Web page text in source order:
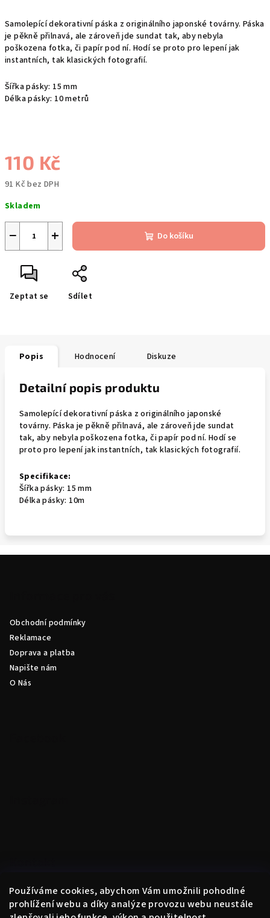
Používáme cookies, abychom Vám umožnili pohodlné
prohlížení webu a díky analýze provozu webu neustále
Samolepící dekorativní páska z originálního japonské továrny. Páska
je pěkně přilnavá, ale zároveň jde sundat tak, aby nebyla
poškozena fotka, či papír pod ní. Hodí se proto pro lepení jak
instantních, tak klasických fotografií.
Šířka pásky: 15 mm
Délka pásky: 10 metrů
110 Kč
91 Kč bez DPH
cena:
Skladem
+
− Do košíku
Zeptat se Sdílet
Popis Hodnocení Diskuze
Detailní popis produktu
Samolepící dekorativní páska z originálního japonské
továrny. Páska je pěkně přilnavá, ale zároveň jde sundat
tak, aby nebyla poškozena fotka, či papír pod ní. Hodí se
proto pro lepení jak instantních, tak klasických fotografií.
Specifikace:
Šířka pásky: 15 mm
Délka pásky: 10m
Obchodní podmínky
Reklamace
Doprava a platba
Napište nám
O Nás
obchod@instantne.cz
+420 720 025 433